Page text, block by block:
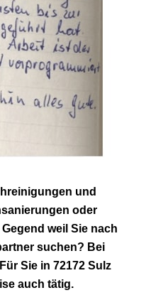
und
oder
weil Sie nach
suchen? Bei
Sie in 72172 Sulz
auch tätig.